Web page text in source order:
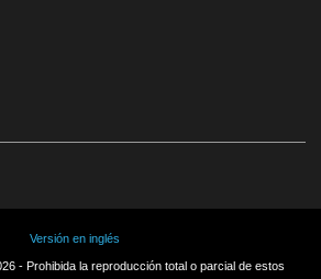
Versión en inglés
- Prohibida la reproducción total o parcial de estos